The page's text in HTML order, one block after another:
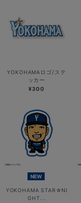
YOKOHAMAロゴ/ステ
ッカー
¥300
NEW
YOKOHAMA STAR☆NI
GHT...